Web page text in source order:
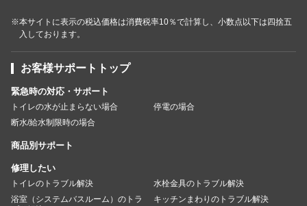
※本サイトに表示の税込価格は消費税率10％で計算し、小数点以下は四捨五
入しております。
お客様サポートトップ
緊急時の対応・サポート
トイレの水が止まらない場合
停電の場合
断水/給水制限時の場合
商品別サポート
修理したい
トイレのトラブル解決
水栓金具のトラブル解決
浴室（システムバスルーム）のトラ
キッチンまわりのトラブル解決